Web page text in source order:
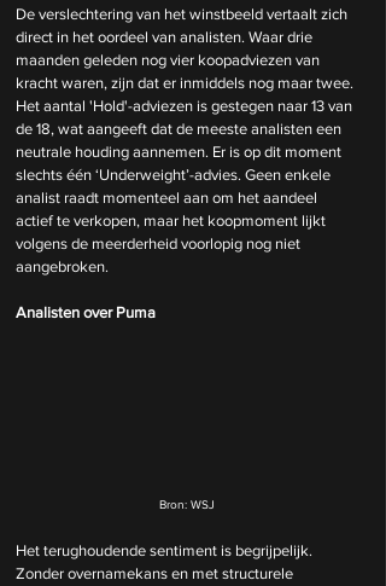
De verslechtering van het winstbeeld vertaalt zich
direct in het oordeel van analisten. Waar drie
maanden geleden nog vier koopadviezen van
kracht waren, zijn dat er inmiddels nog maar twee.
Het aantal 'Hold'-adviezen is gestegen naar 13 van
de 18, wat aangeeft dat de meeste analisten een
neutrale houding aannemen. Er is op dit moment
slechts één ‘Underweight’-advies. Geen enkele
analist raadt momenteel aan om het aandeel
actief te verkopen, maar het koopmoment lijkt
volgens de meerderheid voorlopig nog niet
aangebroken.
Analisten over Puma
Bron: WSJ
Het terughoudende sentiment is begrijpelijk.
Zonder overnamekans en met structurele